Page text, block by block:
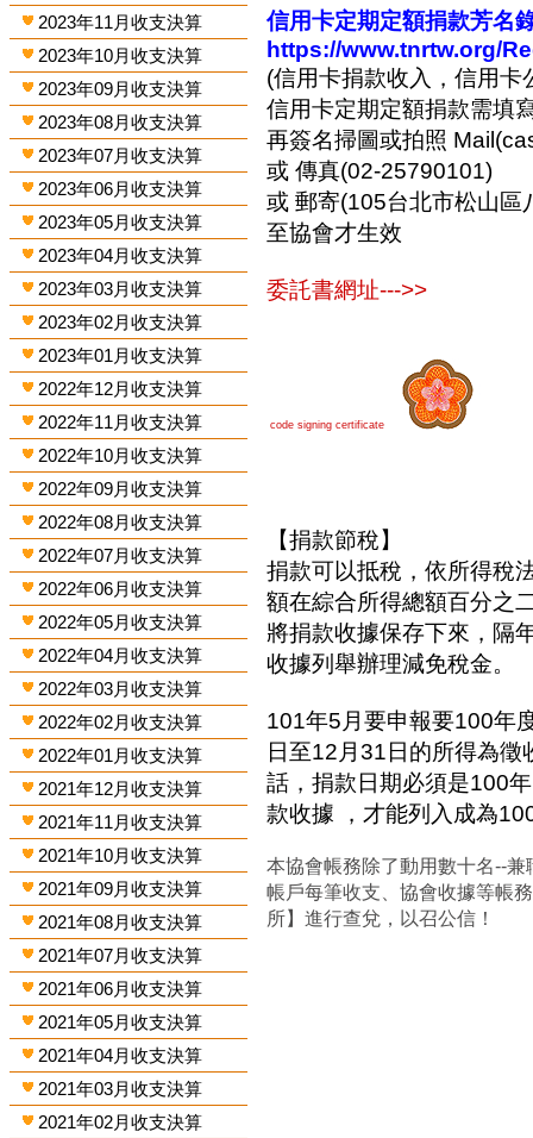
2023年11月收支決算
2023年10月收支決算
2023年09月收支決算
2023年08月收支決算
2023年07月收支決算
2023年06月收支決算
2023年05月收支決算
2023年04月收支決算
2023年03月收支決算
2023年02月收支決算
2023年01月收支決算
2022年12月收支決算
2022年11月收支決算
2022年10月收支決算
2022年09月收支決算
2022年08月收支決算
2022年07月收支決算
2022年06月收支決算
2022年05月收支決算
2022年04月收支決算
2022年03月收支決算
2022年02月收支決算
2022年01月收支決算
2021年12月收支決算
2021年11月收支決算
2021年10月收支決算
2021年09月收支決算
2021年08月收支決算
2021年07月收支決算
2021年06月收支決算
2021年05月收支決算
2021年04月收支決算
2021年03月收支決算
2021年02月收支決算
信用卡定期定額捐款芳名
https://www.tnrtw.org/
(信用卡捐款收入，信用
信用卡定期定額捐款需填
再簽名掃圖或拍照
或 傳真(02-25790101)
或 郵寄(105台北市松山
至協會才生效
委託書網址--->>
code signing certificate
【捐款節稅】
捐款可以抵稅，依所得稅
額在綜合所得總額百分之
將捐款收據保存下來，隔
收據列舉辦理減免稅金。
101年5月要申報要100年
日至12月31日的所得為
話，捐款日期必須是100
款收據 ，才能列入成為
本協會帳務除了動用數十名--
帳戶每筆收支、協會收據等帳
所】進行查兌，以召公信！